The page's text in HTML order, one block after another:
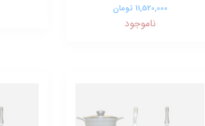
11,520,000 تومان
ناموجود